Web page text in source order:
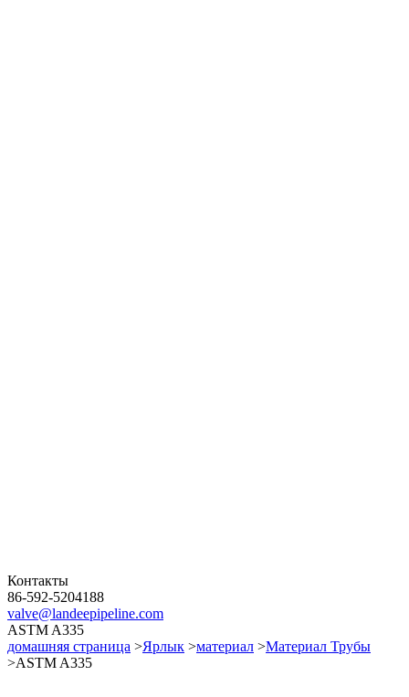
Контакты
86-592-5204188
valve@landeepipeline.com
ASTM A335
домашняя страница >Ярлык >материал >Материал Трубы
>ASTM A335